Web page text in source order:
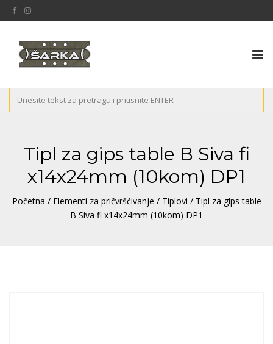
Tipl za gips table B Siva fi
x14x24mm (10kom) DP1
Početna / Elementi za pričvršćivanje / Tiplovi / Tipl za gips table
B Siva fi x14x24mm (10kom) DP1